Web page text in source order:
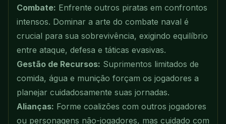
Combate: Enfrente outros piratas em confrontos
intensos. Dominar a arte do combate naval é
crucial para sua sobrevivência, exigindo equilíbrio
entre ataque, defesa e táticas evasivas.
Gestão de Recursos: Suprimentos limitados de
comida, água e munição forçam os jogadores a
planejar cuidadosamente suas jornadas.
Alianças: Forme coalizões com outros jogadores
ou personagens não-jogadores, mas cuidado com